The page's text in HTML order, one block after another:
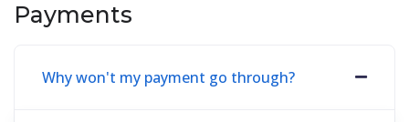
Payments
Why won't my payment go through?